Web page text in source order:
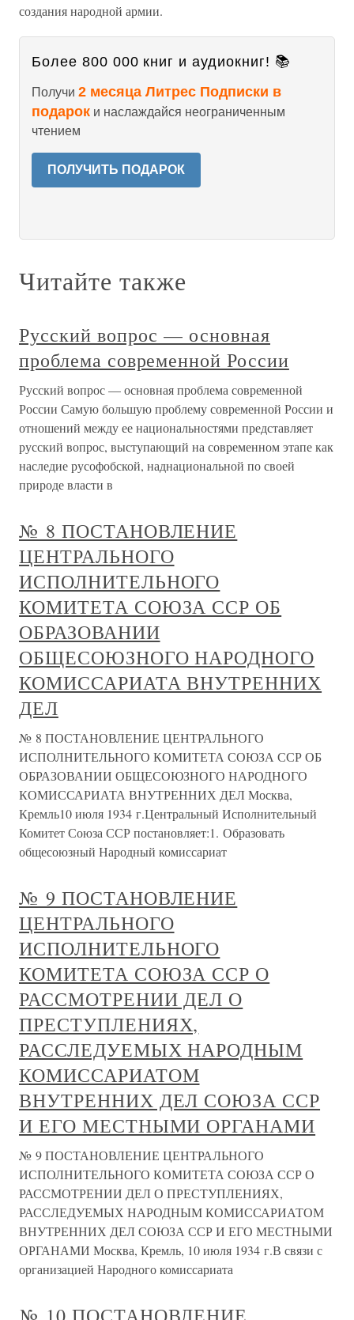
создания народной армии.
Более 800 000 книг и аудиокниг! 📚
Получи 2 месяца Литрес Подписки в
подарок и наслаждайся неограниченным
чтением
ПОЛУЧИТЬ ПОДАРОК
Читайте также
Русский вопрос — основная
проблема современной России
Русский вопрос — основная проблема современной
России Самую большую проблему современной России и
отношений между ее национальностями представляет
русский вопрос, выступающий на современном этапе как
наследие русофобской, наднациональной по своей
природе власти в
№ 8 ПОСТАНОВЛЕНИЕ
ЦЕНТРАЛЬНОГО
ИСПОЛНИТЕЛЬНОГО
КОМИТЕТА СОЮЗА ССР ОБ
ОБРАЗОВАНИИ
ОБЩЕСОЮЗНОГО НАРОДНОГО
КОМИССАРИАТА ВНУТРЕННИХ
ДЕЛ
№ 8 ПОСТАНОВЛЕНИЕ ЦЕНТРАЛЬНОГО
ИСПОЛНИТЕЛЬНОГО КОМИТЕТА СОЮЗА ССР ОБ
ОБРАЗОВАНИИ ОБЩЕСОЮЗНОГО НАРОДНОГО
КОМИССАРИАТА ВНУТРЕННИХ ДЕЛ Москва,
Кремль10 июля 1934 г.Центральный Исполнительный
Комитет Союза ССР постановляет:1. Образовать
общесоюзный Народный комиссариат
№ 9 ПОСТАНОВЛЕНИЕ
ЦЕНТРАЛЬНОГО
ИСПОЛНИТЕЛЬНОГО
КОМИТЕТА СОЮЗА ССР О
РАССМОТРЕНИИ ДЕЛ О
ПРЕСТУПЛЕНИЯХ,
РАССЛЕДУЕМЫХ НАРОДНЫМ
КОМИССАРИАТОМ
ВНУТРЕННИХ ДЕЛ СОЮЗА ССР
И ЕГО МЕСТНЫМИ ОРГАНАМИ
№ 9 ПОСТАНОВЛЕНИЕ ЦЕНТРАЛЬНОГО
ИСПОЛНИТЕЛЬНОГО КОМИТЕТА СОЮЗА ССР О
РАССМОТРЕНИИ ДЕЛ О ПРЕСТУПЛЕНИЯХ,
РАССЛЕДУЕМЫХ НАРОДНЫМ КОМИССАРИАТОМ
ВНУТРЕННИХ ДЕЛ СОЮЗА ССР И ЕГО МЕСТНЫМИ
ОРГАНАМИ Москва, Кремль, 10 июля 1934 г.В связи с
организацией Народного комиссариата